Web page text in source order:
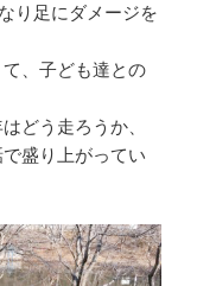
り足にダメージを
、子ども達との
どう走ろうか、
盛り上がってい